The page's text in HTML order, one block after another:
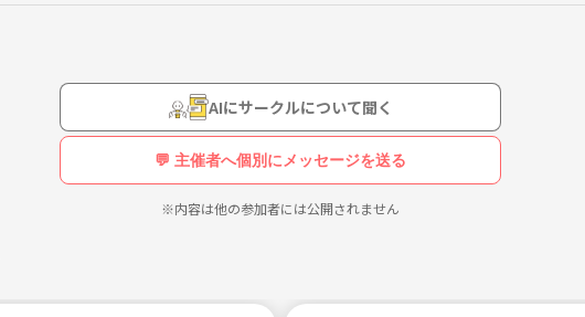
AIにサークルについて聞く
💬 主催者へ個別にメッセージを送る
※内容は他の参加者には公開されません